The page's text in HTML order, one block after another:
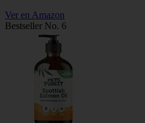
Ver en Amazon
Bestseller No. 6